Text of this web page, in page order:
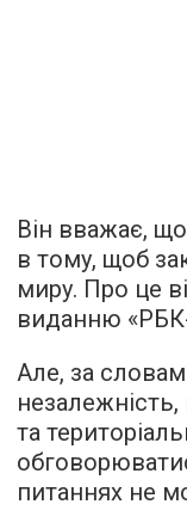
Він вважає,
в тому, щоб
миру. Про це
виданню «РБК-
Але, за
та
питаннях не